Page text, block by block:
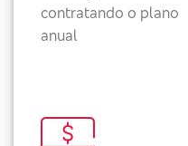
contratando o plano
anual